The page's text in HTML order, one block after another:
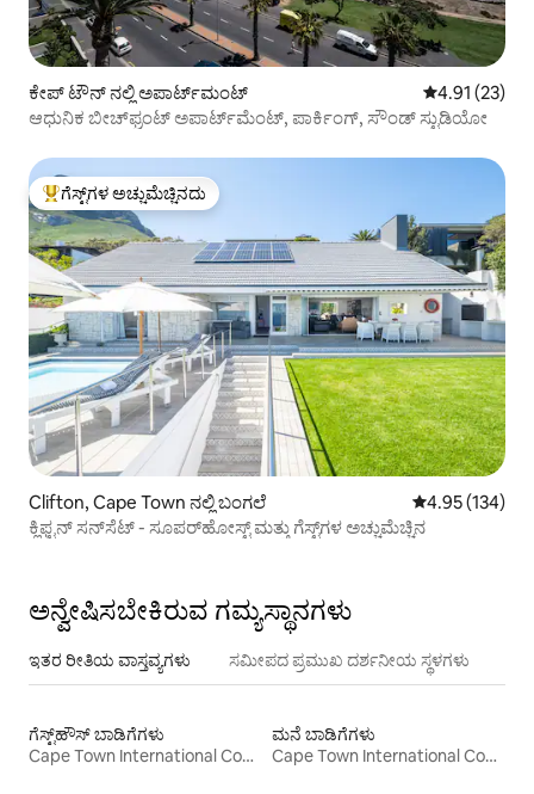
ಕೇಪ್‌ ಟೌನ್ ನಲ್ಲಿ ಅಪಾರ್ಟ್‌ಮಂಟ್ 5 ರಲ್ಲಿ 4.91
4.91 (23)
ಆಧುನಿಕ ಬೀಚ್‌ಫ್ರಂಟ್ ಅಪಾರ್ಟ್‌ಮೆಂಟ್, ಪಾರ್ಕಿಂಗ್, ಸೌಂಡ್ ಸ್ಟುಡಿಯೋ
ಗೆಸ್ಟ್‌ಗಳಿಗೆ ಅತಿ ಹೆಚ್ಚು ಅಚ್ಚುಮೆಚ್ಚಿನದು
ಗೆಸ್ಟ್‌ಗಳ ಅಚ್ಚುಮೆಚ್ಚಿನದು
Clifton, Cape Town ನಲ್ಲಿ ಬಂಗಲೆ 5 ರಲ್ಲಿ 4.95
4.95 (134)
ಕ್ಲಿಫ್ಟನ್ ಸನ್‌ಸೆಟ್ - ಸೂಪರ್‌ಹೋಸ್ಟ್ ಮತ್ತು ಗೆಸ್ಟ್‌ಗಳ ಅಚ್ಚುಮೆಚ್ಚಿನ
ಅನ್ವೇಷಿಸಬೇಕಿರುವ ಗಮ್ಯಸ್ಥಾನಗಳು
ಇತರ ರೀತಿಯ ವಾಸ್ತವ್ಯಗಳು ಸಮೀಪದ ಪ್ರಮುಖ ದರ್ಶನೀಯ ಸ್ಥಳಗಳು
ಗೆಸ್ಟ್‌ಹೌಸ್‌ ಬಾಡಿಗೆಗಳು
Cape Town International Convention Centre
ಮನೆ ಬಾಡಿಗೆಗಳು
Cape Town International Convention Centre